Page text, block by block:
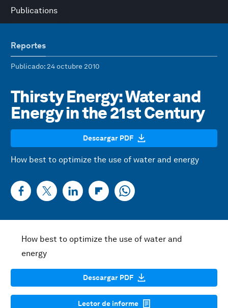
Publications
Reportes
Publicado: 24 octubre 2010
Thirsty Energy: Water and
Energy in the 21st Century
Descargar PDF
How best to optimize the use of water and energy
How best to optimize the use of water and
energy
Descargar PDF
Lector de informe